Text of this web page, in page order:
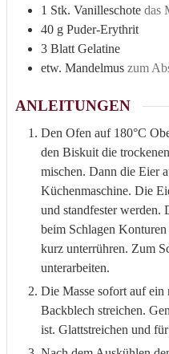
1 Stk. Vanilleschote das
40 g Puder-Erythrit
3 Blatt Gelatine
etw. Mandelmus zum
ANLEITUNGEN
Den Ofen auf 180°C
den Biskuit die
mischen. Dann die Eier
Küchenmaschine. Die
und standfester werden.
beim Schlagen
kurz unterrühren. Zum
unterarbeiten.
Die Masse sofort auf ein
Backblech streichen.
ist. Glattstreichen und